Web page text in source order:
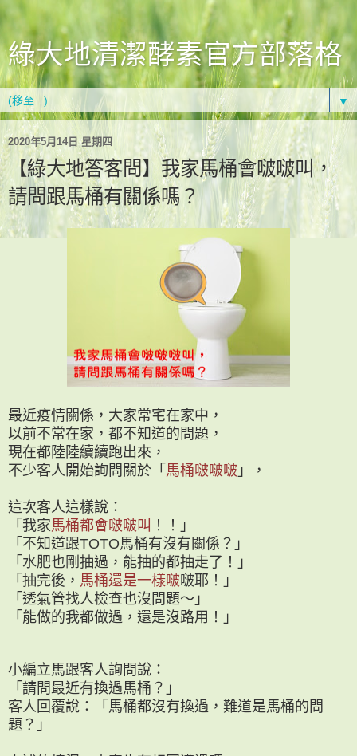
綠大地清潔酵素官方部落格
▼
2020年5月14日 星期四
【綠大地答客問】我家馬桶會啵啵叫，
請問跟馬桶有關係嗎？
最近疫情關係，大家常宅在家中，
以前不常在家，都不知道的問題，
現在都陸陸續續跑出來，
不少客人開始詢問關於「 馬桶啵啵啵 」，
這次客人這樣說：
「我家馬桶都會啵啵叫 ！！」
「不知道跟TOTO馬桶有沒有關係？」
「水肥也剛抽過，能抽的都抽走了！」
「抽完後， 馬桶還是一樣啵啵耶！」
「透氣管找人檢查也沒問題～」
「能做的我都做過，還是沒路用！」
小編立馬跟客人詢問說：
「請問最近有換過馬桶？」
客人回覆說：「馬桶都沒有換過，難道是馬桶的問
題？」